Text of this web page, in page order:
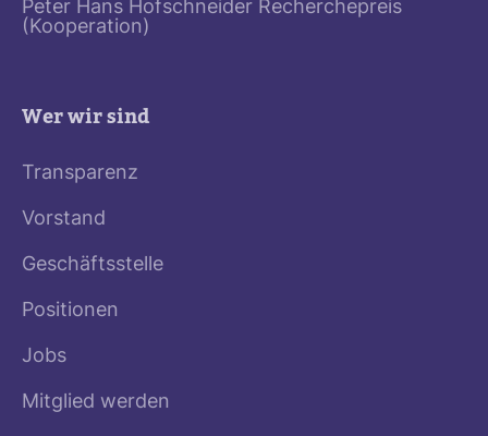
Peter Hans Hofschneider Recherchepreis
(Kooperation)
Wer wir sind
Transparenz
Vorstand
Geschäftsstelle
Positionen
Jobs
Mitglied werden